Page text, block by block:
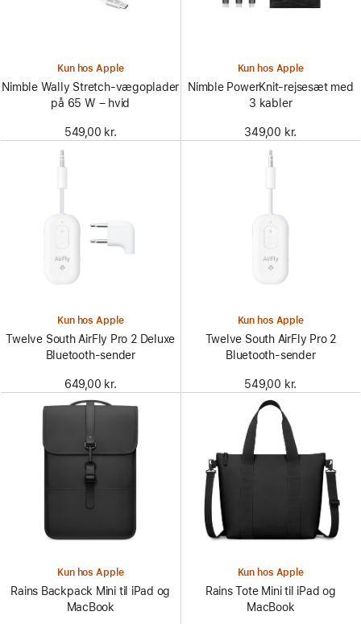
Kun hos Apple
Nimble Wally Stretch-vægoplader
på 65 W – hvid
549,00 kr.
Kun hos Apple
Nimble PowerKnit-rejsesæt med
3 kabler
349,00 kr.
Kun hos Apple
Twelve South AirFly Pro 2 Deluxe
Bluetooth-sender
649,00 kr.
Kun hos Apple
Twelve South AirFly Pro 2
Bluetooth-sender
549,00 kr.
Kun hos Apple
Rains Backpack Mini til iPad og
MacBook
Kun hos Apple
Rains Tote Mini til iPad og
MacBook